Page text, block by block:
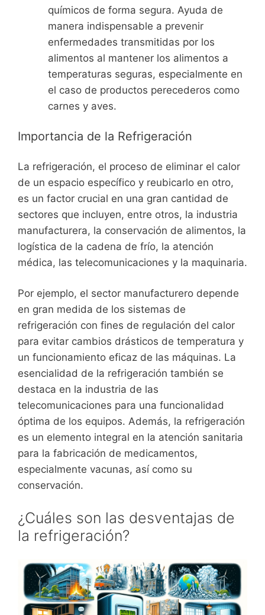
químicos de forma segura. Ayuda de
manera indispensable a prevenir
enfermedades transmitidas por los
alimentos al mantener los alimentos a
temperaturas seguras, especialmente en
el caso de productos perecederos como
carnes y aves.
Importancia de la Refrigeración
La refrigeración, el proceso de eliminar el calor
de un espacio específico y reubicarlo en otro,
es un factor crucial en una gran cantidad de
sectores que incluyen, entre otros, la industria
manufacturera, la conservación de alimentos, la
logística de la cadena de frío, la atención
médica, las telecomunicaciones y la maquinaria.
Por ejemplo, el sector manufacturero depende
en gran medida de los sistemas de
refrigeración con fines de regulación del calor
para evitar cambios drásticos de temperatura y
un funcionamiento eficaz de las máquinas. La
esencialidad de la refrigeración también se
destaca en la industria de las
telecomunicaciones para una funcionalidad
óptima de los equipos. Además, la refrigeración
es un elemento integral en la atención sanitaria
para la fabricación de medicamentos,
especialmente vacunas, así como su
conservación.
¿Cuáles son las desventajas de
la refrigeración?